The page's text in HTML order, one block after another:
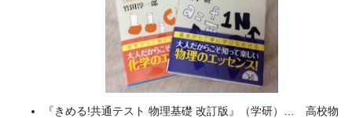
『きめる!共通テスト 物理基礎 改訂版』（学研）… 高校物